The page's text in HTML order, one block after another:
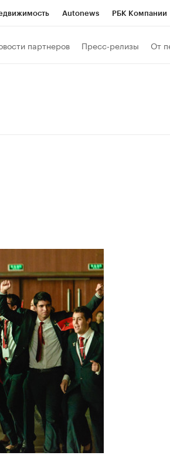
Autonews РБК Компании
партнеров Пресс-релизы От